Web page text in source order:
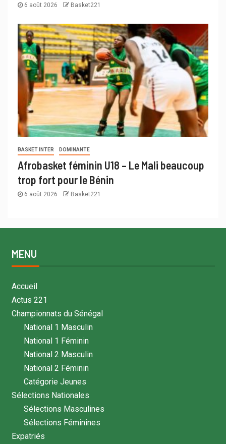
6 août 2026 Basket221
BASKET INTER DOMINANTE
Afrobasket féminin U18 – Le Mali beaucoup
trop fort pour le Bénin
6 août 2026 Basket221
MENU
Accueil
Actus 221
Championnats du Sénégal
National 1 Masculin
National 1 Féminin
National 2 Masculin
National 2 Féminin
Catégorie Jeunes
Sélections Nationales
Sélections Masculines
Sélections Féminines
Expatriés